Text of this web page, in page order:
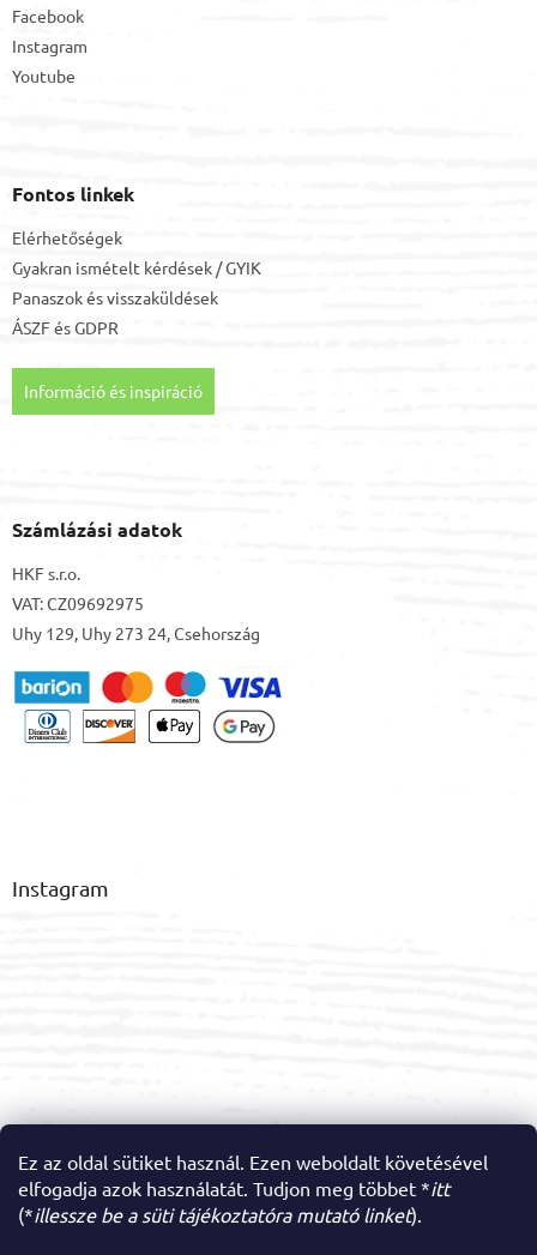
Ez az oldal sütiket használ. Ezen weboldalt követésével
elfogadja azok használatát. Tudjon meg többet *itt
(*illessze be a süti tájékoztatóra mutató linket).
Facebook
Instagram
Youtube
Fontos linkek
Elérhetőségek
Gyakran ismételt kérdések / GYIK
Panaszok és visszaküldések
ÁSZF ésGDPR
Információ és inspiráció
Számlázási adatok
HKF s.r.o.
VAT: CZ09692975
Uhy 129, Uhy 273 24, Csehország
Instagram
Kövessen minket az Instagramon